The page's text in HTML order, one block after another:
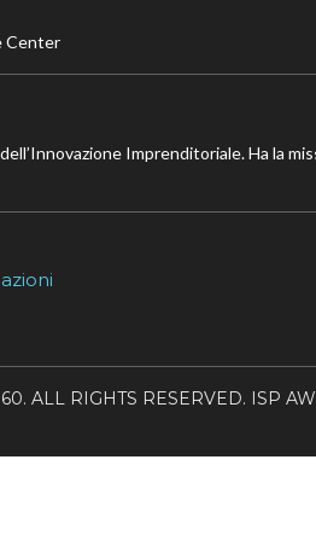
Center
Imprenditoriale. Ha la
ALL RIGHTS RESERVED. ISP